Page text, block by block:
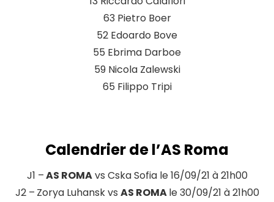
63 Pietro Boer
52 Edoardo Bove
55 Ebrima Darboe
59 Nicola Zalewski
65 Filippo Tripi
Calendrier de l’AS Roma
J1 –AS ROMAvs Cska Sofia le 16/09/21 à 21h00
J2 – Zorya Luhansk vs AS ROMAle 30/09/21 à 21h00